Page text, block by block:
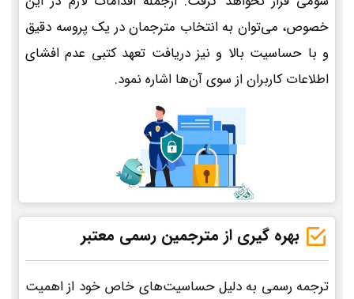
خصوص، می‌توان به انتخاب مترجمان در یک پروسه دقیق
و با حساسیت بالا و نیز دریافت تعهد کتبی عدم افشای
اطلاعات کاربران از سوی آن‌ها اشاره نمود.
بهره گیری از مترجمین رسمی معتبر
ترجمه رسمی به دلیل حساسیت‌های خاص خود از اهمیت